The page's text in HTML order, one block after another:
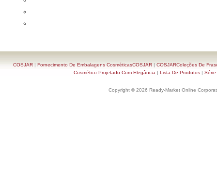
COSJAR| Fornecimento De Embalagens CosméticasCOSJAR| COSJARColeções De
Cosmético Projetado Com Elegância | Lista De Produtos | Série
Copyright © 2026 Ready-Market Online